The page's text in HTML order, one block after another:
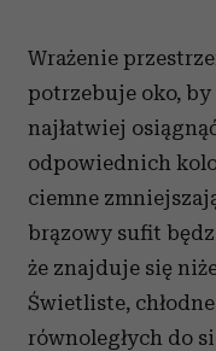
Wrażenie
potrzebuje oko, by
najłatwiej
odpowiednich
ciemne
brązowy sufit
że znajduje się
Świetliste,
równoległych do